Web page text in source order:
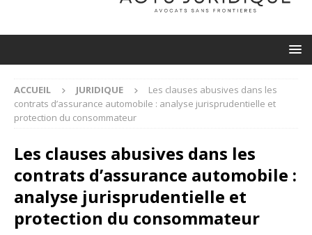
ACCUEIL JURIDIQUE
Les clauses abusives dans les
contrats d’assurance automobile : analyse jurisprudentielle et
protection du consommateur
Les clauses abusives dans les
contrats d’assurance automobile :
analyse jurisprudentielle et
protection du consommateur